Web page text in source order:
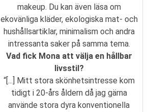
makeup. Du kan även läsa om
ekovänliga kläder, ekologiska mat- och
hushållsartiklar, minimalism och andra
intressanta saker på samma tema.
Vad fick Mona att välja en hållbar
livsstil?
“[...] Mitt stora skönhetsintresse kom
tidigt i 20-års åldern då jag gärna
använde stora dyra konventionella